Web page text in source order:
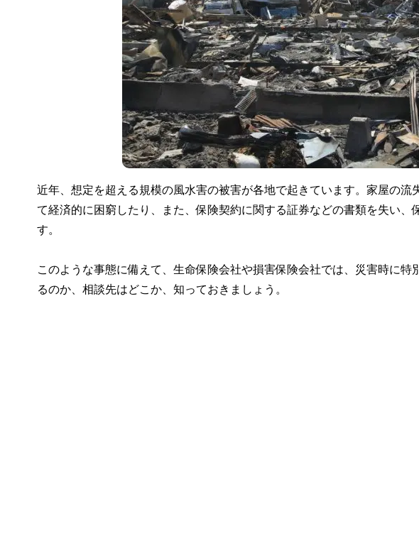
近年、想定を超える規模の風水害の被害が各地で起きています。家屋の流
て経済的に困窮したり、また、保険契約に関する証券などの書類を失い、
す。
このような事態に備えて、生命保険会社や損害保険会社では、災害時に
るのか、相談先はどこか、知っておきましょう。